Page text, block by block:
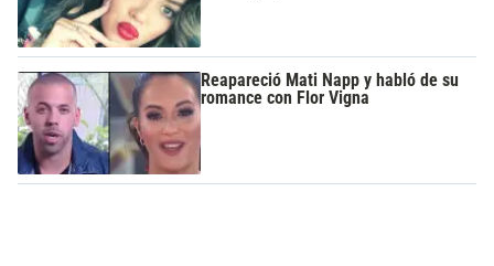
Reapareció Mati Napp y habló de su
romance con Flor Vigna